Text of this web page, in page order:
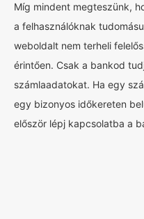
Míg mindent megteszünk,
a felhasználóknak
weboldalt nem terheli
érintően. Csak a bankod
számlaadatokat. Ha egy
egy bizonyos időkereten
először lépj kapcsolatba a